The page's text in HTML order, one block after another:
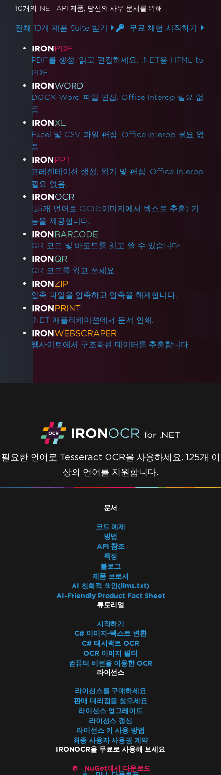
10개의 .NET API 제품, 당신의 사무 문서를 위해
전체 10개 제품 Suite 받기 무료 체험 시작하기
제품 링크
PDF를 생성, 읽고 편집하세요. .NET용 HTML to
PDF.
DOCX Word 파일 편집. Office Interop 필요 없
음.
Excel 및 CSV 파일 편집. Office Interop 필요 없
음.
프레젠테이션 생성, 읽기 및 편집. Office Interop
필요 없음.
125개 언어로 OCR(이미지에서 텍스트 추출) 기
능을 제공합니다.
QR 코드 및 바코드를 읽고 쓸 수 있습니다.
QR 코드를 읽고 쓰세요.
압축 파일을 압축하고 압축을 해제합니다.
.NET 애플리케이션에서 문서 인쇄.
웹사이트에서 구조화된 데이터를 추출합니다.
필요한 언어로 Tesseract OCR을 사용하세요. 125개 이
상의 언어를 지원합니다.
문서
코드 예제
방법
API 참조
특징
블로그
제품 브로셔
AI 친화적 색인(llms.txt)
AI-Friendly Product Fact Sheet
튜토리얼
시작하기
C# 이미지-텍스트 변환
C# 테서랙트 OCR
OCR 이미지 필터
컴퓨터 비전을 이용한 OCR
라이선스
라이선스를 구매하세요
판매 대리점을 찾으세요
라이선스 업그레이드
라이선스 갱신
라이선스 키 사용 방법
최종 사용자 사용권 계약
IRONOCR을 무료로 사용해 보세요
NuGet에서 다운로드